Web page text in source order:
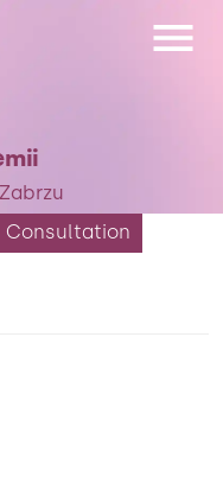
Consultation